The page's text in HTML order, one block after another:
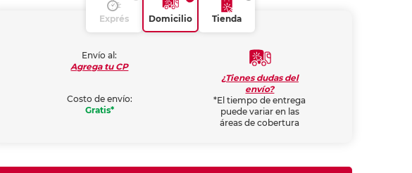
Exprés Domicilio Tienda
Envío al:
Agrega tu CP
Costo de envío:
Gratis*
¿Tienes dudas del
envío?
*El tiempo de entrega
puede variar en las
áreas de cobertura